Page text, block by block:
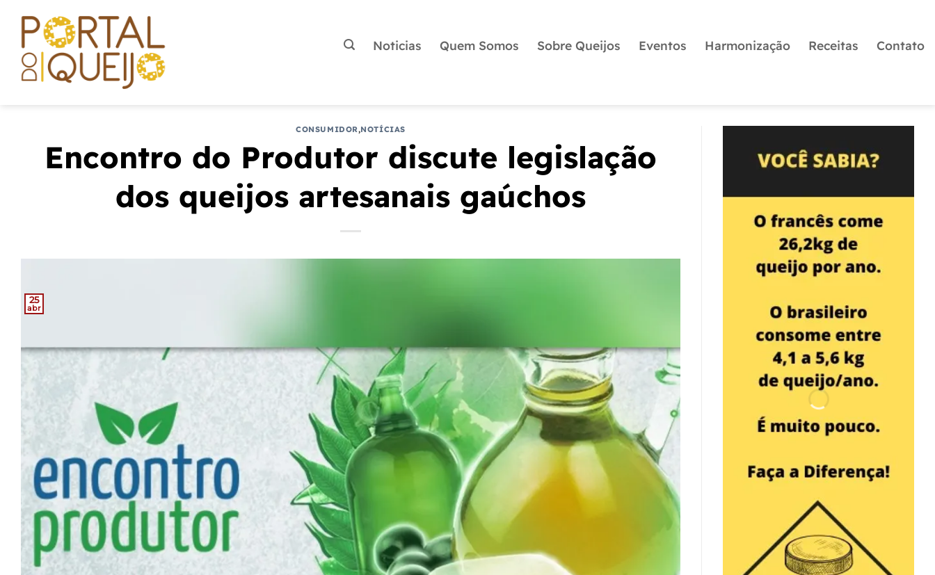
Noticias Quem Somos Sobre Queijos Eventos Harmonização Receitas Contato
CONSUMIDOR,NOTÍCIAS
Encontro do Produtor discute legislação
dos queijos artesanais gaúchos
25
abr